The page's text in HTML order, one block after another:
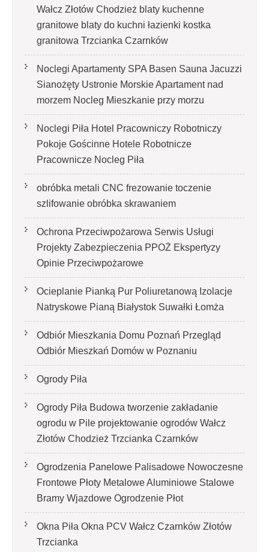
Wałcz Złotów Chodzież blaty kuchenne
granitowe blaty do kuchni łazienki kostka
granitowa Trzcianka Czarnków
Noclegi Apartamenty SPA Basen Sauna Jacuzzi
Sianożęty Ustronie Morskie Apartament nad
morzem Nocleg Mieszkanie przy morzu
Noclegi Piła Hotel Pracowniczy Robotniczy
Pokoje Gościnne Hotele Robotnicze
Pracownicze Nocleg Piła
obróbka metali CNC frezowanie toczenie
szlifowanie obróbka skrawaniem
Ochrona Przeciwpożarowa Serwis Usługi
Projekty Zabezpieczenia PPOŻ Ekspertyzy
Opinie Przeciwpożarowe
Ocieplanie Pianką Pur Poliuretanową Izolacje
Natryskowe Pianą Białystok Suwałki Łomża
Odbiór Mieszkania Domu Poznań Przegląd
Odbiór Mieszkań Domów w Poznaniu
Ogrody Piła
Ogrody Piła Budowa tworzenie zakładanie
ogrodu w Pile projektowanie ogrodów Wałcz
Złotów Chodzież Trzcianka Czarnków
Ogrodzenia Panelowe Palisadowe Nowoczesne
Frontowe Płoty Metalowe Aluminiowe Stalowe
Bramy Wjazdowe Ogrodzenie Płot
Okna Piła Okna PCV Wałcz Czarnków Złotów
Trzcianka